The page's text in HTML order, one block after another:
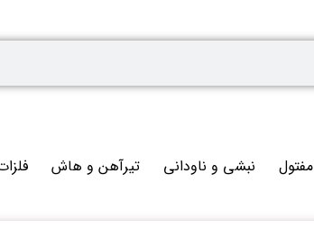
مفتول نبشی و ناودانی تیرآهن و هاش